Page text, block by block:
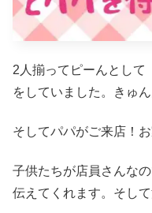
2人揃ってピーんとして
をしていました。きゅん
そしてパパがご来店！
子供たちが店員さんな
伝えてくれます。そし